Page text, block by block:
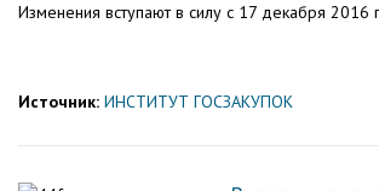
Изменения вступают в силу с 17 декабря 2016
Источник: ИНСТИТУТ ГОСЗАКУПОК